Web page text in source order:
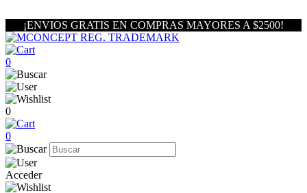
¡ENVIOS GRATIS EN COMPRAS MAYORES A $2500!
0
0
0
Acceder